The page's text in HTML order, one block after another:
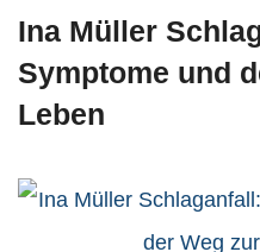
Ina Müller
Symptome und
Leben